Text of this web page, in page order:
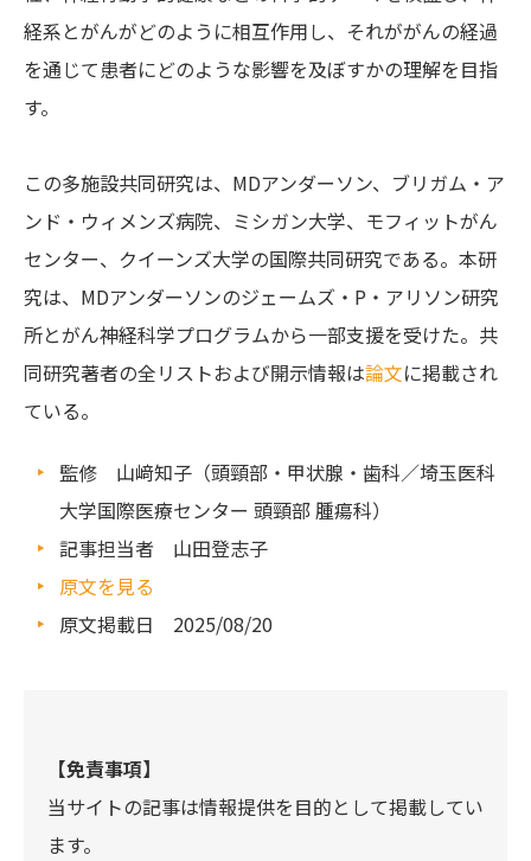
経系とがんがどのように相互作用し、それががんの経過
を通じて患者にどのような影響を及ぼすかの理解を目指
す。
この多施設共同研究は、MDアンダーソン、ブリガム・ア
ンド・ウィメンズ病院、ミシガン大学、モフィットがん
センター、クイーンズ大学の国際共同研究である。本研
究は、MDアンダーソンのジェームズ・P・アリソン研究
所とがん神経科学プログラムから一部支援を受けた。共
同研究著者の全リストおよび開示情報は論文に掲載され
ている。
監修 山﨑知子（頭頸部・甲状腺・歯科／埼玉医科
大学国際医療センター 頭頸部 腫瘍科）
記事担当者 山田登志子
原文を見る
原文掲載日 2025/08/20
【免責事項】
当サイトの記事は情報提供を目的として掲載してい
ます。